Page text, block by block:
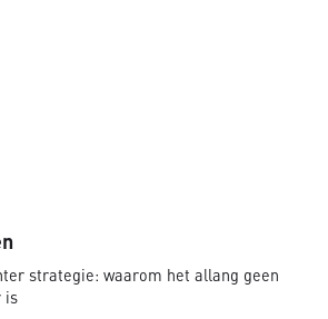
strategie: waarom het allang geen
is